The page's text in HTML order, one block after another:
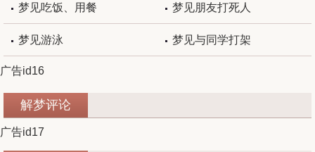
梦见吃饭、用餐 梦见朋友打死人
梦见游泳 梦见与同学打架
广告id16
解梦评论
广告id17